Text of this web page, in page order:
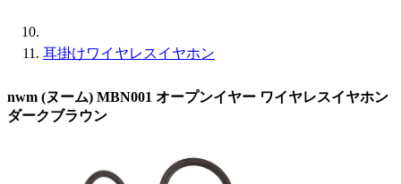
耳掛けワイヤレスイヤホン
nwm (ヌーム) MBN001 オープンイヤー ワイヤレスイヤホン
ダークブラウン